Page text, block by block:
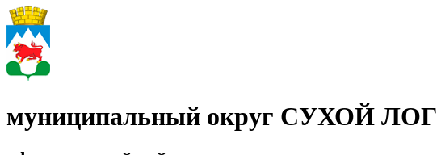
муниципальный округ СУХОЙ ЛОГ